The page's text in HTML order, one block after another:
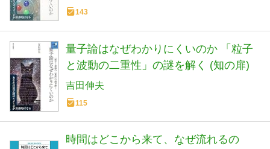
143
量子論はなぜわかりにくいのか 「粒子
と波動の二重性」の謎を解く (知の扉)
吉田伸夫
115
時間はどこから来て、なぜ流れるの